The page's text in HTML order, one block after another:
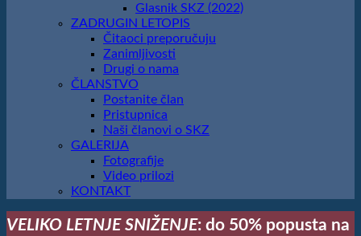
Glasnik SKZ (2022)
ZADRUGIN LETOPIS
Čitaoci preporučuju
Zanimljivosti
Drugi o nama
ČLANSTVO
Postanite član
Pristupnica
Naši članovi o SKZ
GALERIJA
Fotografije
Video prilozi
KONTAKT
VELIKO LETNJE SNIŽENJE: do 50% popusta na